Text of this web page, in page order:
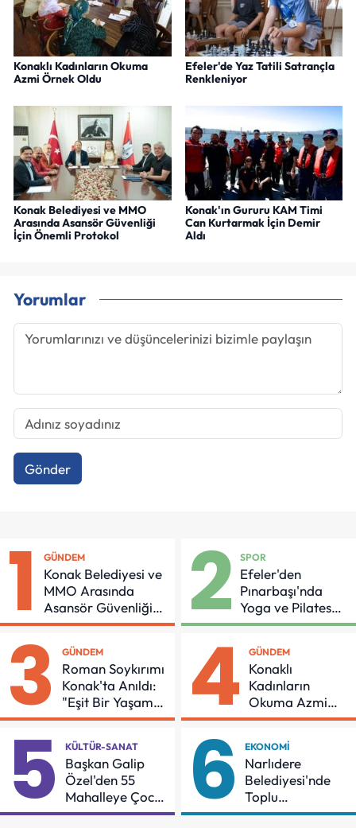
Konaklı Kadınların Okuma
Azmi Örnek Oldu
Efeler'de Yaz Tatili Satrançla
Renkleniyor
Konak Belediyesi ve MMO
Arasında Asansör Güvenliği
İçin Önemli Protokol
Konak'ın Gururu KAM Timi
Can Kurtarmak İçin Demir
Aldı
Yorumlar
Gönder
1 GÜNDEM
Konak Belediyesi ve
MMO Arasında
Asansör Güvenliği
İçin Önemli Protokol
2 SPOR
Efeler'den
Pınarbaşı'nda
Yoga ve Pilates
Buluşması
3 GÜNDEM
Roman Soykırımı
Konak'ta Anıldı:
"Eşit Bir Yaşam
İçin Mücadeleyi
4 GÜNDEM
Konaklı
Kadınların
Okuma Azmi
Örnek Oldu
5 KÜLTÜR-SANAT
Başkan Galip
Özel'den 55
Mahalleye Çocuk
Şenliği
6 EKONOMI
Narlıdere
Belediyesi'nde
Toplu
Sözleşmeye